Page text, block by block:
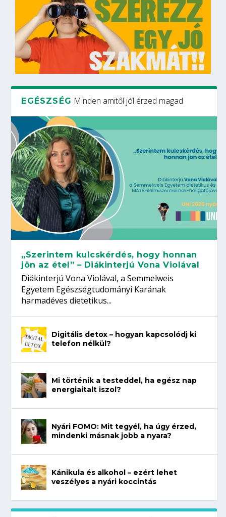
EGÉSZSÉG Minden amitől jól érzed magad
„Szerintem kulcskérdés, hogy honnan
jön az étel” – Diákinterjú Vona Violával
Diákinterjú Vona Violával, a Semmelweis
Egyetem Egészségtudományi Karának
harmadéves dietetikus...
Digitális detox – hogyan kapcsolódj ki
telefon nélkül?
Mi történik a testeddel, ha egész nap
energiaitalt iszol?
Nyári FOMO: Mit tegyél, ha úgy érzed,
mindenki másnak jobb a nyara?
Kánikula és alkohol – ezért lehet
veszélyes a nyári koccintás